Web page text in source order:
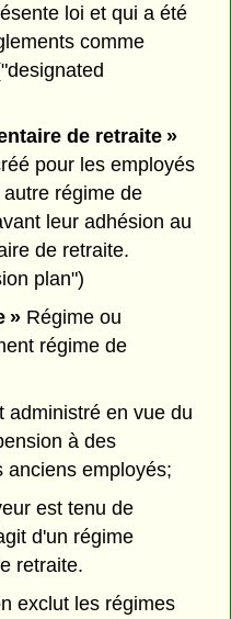
loi et qui a été
comme
de retraite »
pour les employés
régime de
leur adhésion au
de retraite.
plan")
» Régime ou
régime de
administré en vue du
à des
anciens employés;
est tenu de
d'un régime
retraite.
exclut les régimes